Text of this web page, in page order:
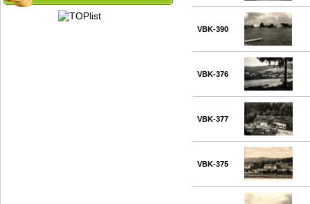
VBK-390
VBK-376
VBK-377
VBK-375